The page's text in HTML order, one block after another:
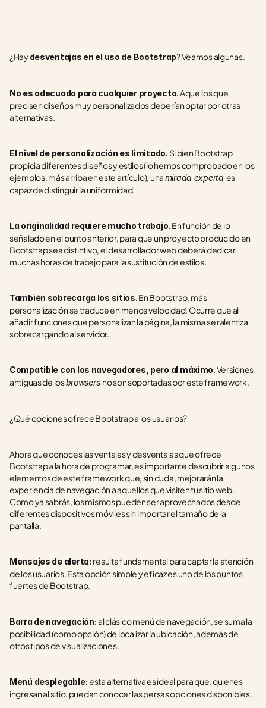
¿Hay desventajas en el uso de Bootstrap? Veamos algunas.
No es adecuado para cualquier proyecto. Aquellos que
precisen diseños muy personalizados deberían optar por otras
alternativas.
El nivel de personalización es limitado. Si bien Bootstrap
propicia diferentes diseños y estilos (lo hemos comprobado en los
ejemplos, más arriba en este artículo), una mirada experta es
capaz de distinguir la uniformidad.
La originalidad requiere mucho trabajo. En función de lo
señalado en el punto anterior, para que un proyecto producido en
Bootstrap sea distintivo, el desarrollador web deberá dedicar
muchas horas de trabajo para la sustitución de estilos.
También sobrecarga los sitios. En Bootstrap, más
personalización se traduce en menos velocidad. Ocurre que al
añadir funciones que personalizan la página, la misma se ralentiza
sobrecargando al servidor.
Compatible con los navegadores, pero al máximo. Versiones
antiguas de los browsers no son soportadas por este framework.
¿Qué opciones ofrece Bootstrap a los usuarios?
Ahora que conoces las ventajas y desventajas que ofrece
Bootstrap a la hora de programar, es importante descubrir algunos
elementos de este framework que, sin duda, mejorarán la
experiencia de navegación a aquellos que visiten tu sitio web.
Como ya sabrás, los mismos pueden ser aprovechados desde
diferentes dispositivos móviles sin importar el tamaño de la
pantalla.
Mensajes de alerta: resulta fundamental para captar la atención
de los usuarios. Esta opción simple y eficaz es uno de los puntos
fuertes de Bootstrap.
Barra de navegación: al clásico menú de navegación, se suma la
posibilidad (como opción) de localizar la ubicación, además de
otros tipos de visualizaciones.
Menú desplegable: esta alternativa es ideal para que, quienes
ingresan al sitio, puedan conocer las persas opciones disponibles.